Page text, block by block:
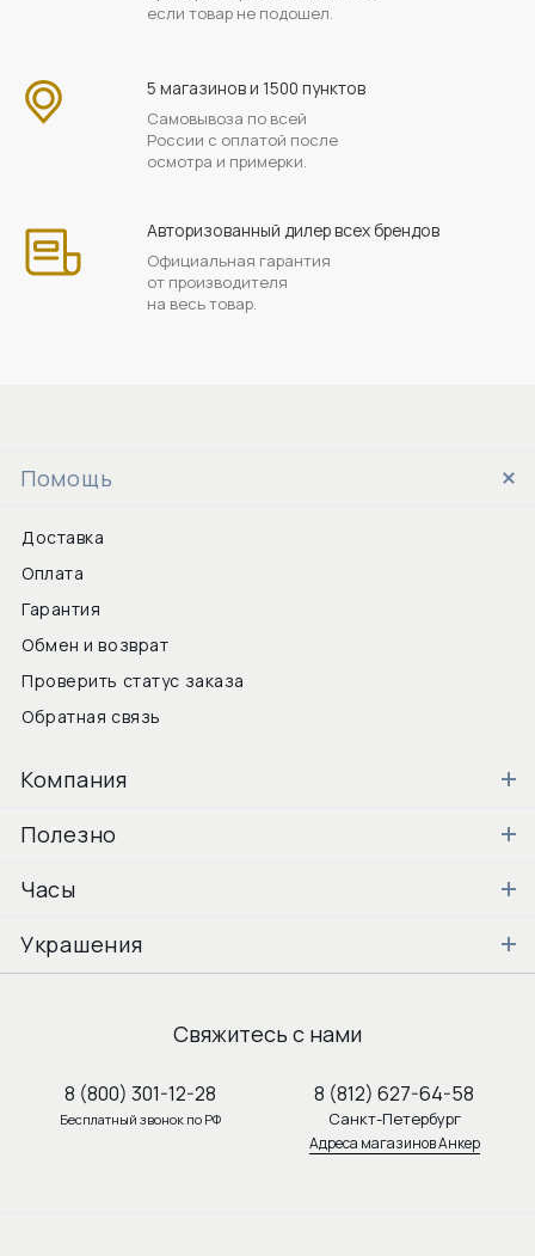
если товар не подошел.
5 магазинов и 1500 пунктов
Самовывоза по всей
России с оплатой после
осмотра и примерки.
Авторизованный дилер всех брендов
Официальная гарантия
от производителя
на весь товар.
Помощь
Доставка
Оплата
Гарантия
Обмен и возврат
Проверить статус заказа
Обратная связь
Компания
Полезно
Часы
Украшения
Свяжитесь с нами
8 (800) 301-12-28
Бесплатный звонок по РФ
8 (812) 627-64-58
Санкт-Петербург
Адреса магазинов Анкер